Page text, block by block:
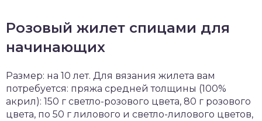
Розовый жилет спицами для
начинающих
Размер: на 10 лет. Для вязания жилета вам
потребуется: пряжа средней толщины (100%
акрил): 150 г светло-розового цвета, 80 г розового
цвета, по 50 г лилового и светло-лилового цветов,